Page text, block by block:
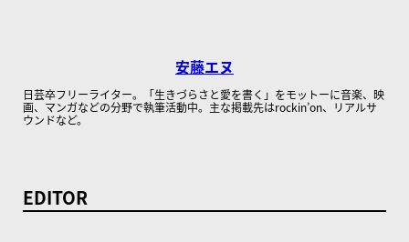
安藤エヌ
日芸卒フリーライター。「生きづらさと愛を書く」をモットーに音楽、映
画、マンガなどの分野で執筆活動中。主な掲載先はrockin’on、リアルサ
ウンドなど。
EDITOR